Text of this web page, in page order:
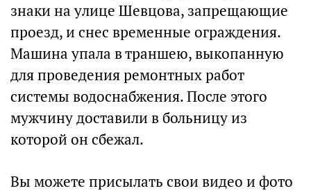
знаки на улице Шевцова, запрещающие
проезд, и снес временные ограждения.
Машина упала в траншею, выкопанную
для проведения ремонтных работ
системы водоснабжения. После этого
мужчину доставили в больницу из
которой он сбежал.
Вы можете присылать свои видео и фото